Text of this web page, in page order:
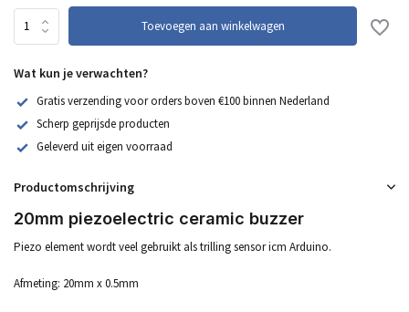
Toevoegen aan winkelwagen
Wat kun je verwachten?
Gratis verzending voor orders boven €100 binnen Nederland
Scherp geprijsde producten
Geleverd uit eigen voorraad
Productomschrijving
20mm piezoelectric ceramic buzzer
Piezo element wordt veel gebruikt als trilling sensor icm Arduino.
Afmeting: 20mm x 0.5mm